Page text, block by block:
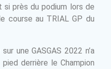
près du podium lors de
course au TRIAL GP du
une GASGAS 2022 n’a
derrière le Champion